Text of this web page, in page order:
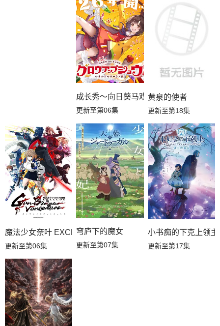
成长秀～向日葵马戏团～
更新至第06集
黄泉的使者
更新至第18集
魔法少女奈叶 EXCEEDS Gun Blaze Vengeance
更新至第06集
穹庐下的魔女
更新至第07集
小书痴的下克上领
更新至第17集